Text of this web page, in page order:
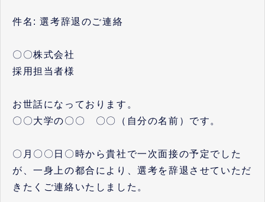
件名: 選考辞退のご連絡
〇〇株式会社
採用担当者様
お世話になっております。
〇〇大学の〇〇 〇〇（自分の名前）です。
〇月〇〇日〇時から貴社で一次面接の予定でした
が、一身上の都合により、選考を辞退させていただ
きたくご連絡いたしました。